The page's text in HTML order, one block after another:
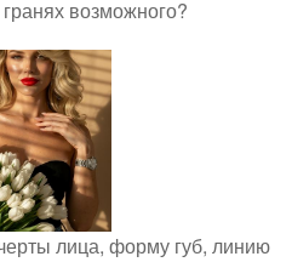
возможного?
лица, форму губ, линию